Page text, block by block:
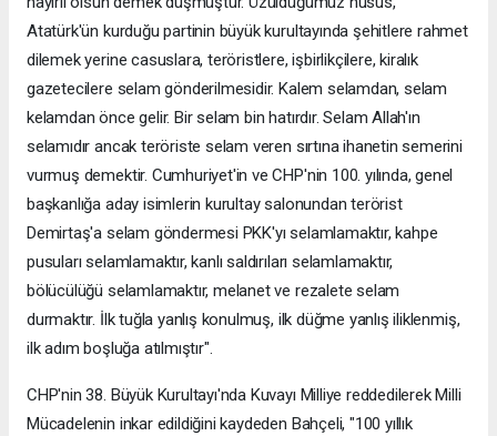
Atatürk'ün kurduğu partinin büyük kurultayında şehitlere rahmet
dilemek yerine casuslara, teröristlere, işbirlikçilere, kiralık
gazetecilere selam gönderilmesidir. Kalem selamdan, selam
kelamdan önce gelir. Bir selam bin hatırdır. Selam Allah'ın
selamıdır ancak teröriste selam veren sırtına ihanetin semerini
vurmuş demektir. Cumhuriyet'in ve CHP'nin 100. yılında, genel
başkanlığa aday isimlerin kurultay salonundan terörist
Demirtaş'a selam göndermesi PKK'yı selamlamaktır, kahpe
pusuları selamlamaktır, kanlı saldırıları selamlamaktır,
bölücülüğü selamlamaktır, melanet ve rezalete selam
durmaktır. İlk tuğla yanlış konulmuş, ilk düğme yanlış iliklenmiş,
ilk adım boşluğa atılmıştır".
CHP'nin 38. Büyük Kurultayı'nda Kuvayı Milliye reddedilerek Milli
Mücadelenin inkar edildiğini kaydeden Bahçeli, "100 yıllık